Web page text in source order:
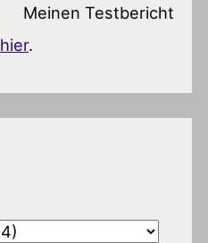
Meinen Testbericht
hier.